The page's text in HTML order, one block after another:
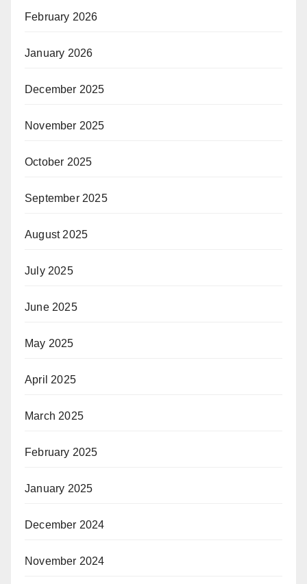
February 2026
January 2026
December 2025
November 2025
October 2025
September 2025
August 2025
July 2025
June 2025
May 2025
April 2025
March 2025
February 2025
January 2025
December 2024
November 2024